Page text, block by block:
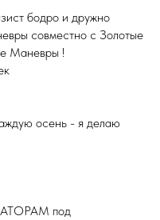
бодро и дружно
совместно с Золотые
Маневры !
осень - я делаю
под